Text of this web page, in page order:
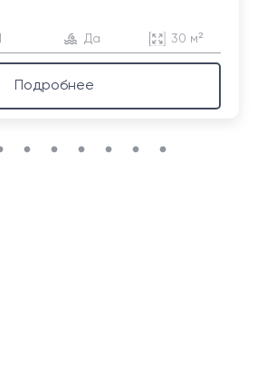
Да 30 м²
Подробнее